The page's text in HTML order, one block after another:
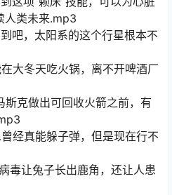
人类未来.mp3
吧，太阳系的这个行星根本不
大冬天吃火锅，离不开啤酒厂
克做出可回收火箭之前，有
经真能躲子弹，但是现在行不
毒让兔子长出鹿角，还让人患